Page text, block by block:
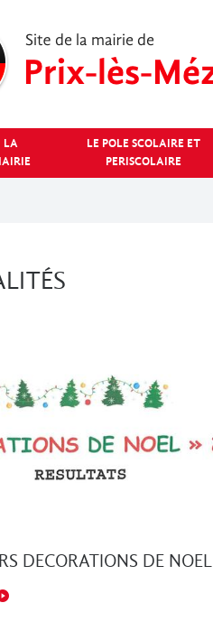
LA
LE POLE SCOLAIRE ET
PERISCOLAIRE
DECORATIONS DE NOEL